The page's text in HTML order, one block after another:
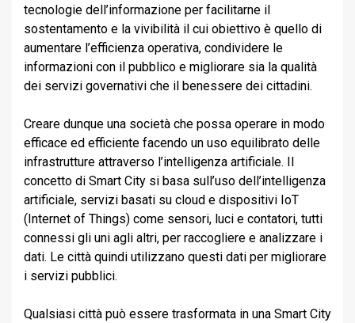
tecnologie dell’informazione per facilitarne il
sostentamento e la vivibilità il cui obiettivo è quello di
aumentare l’efficienza operativa, condividere le
informazioni con il pubblico e migliorare sia la qualità
dei servizi governativi che il benessere dei cittadini.
Creare dunque una società che possa operare in modo
efficace ed efficiente facendo un uso equilibrato delle
infrastrutture attraverso l’intelligenza artificiale. Il
concetto di Smart City si basa sull’uso dell’intelligenza
artificiale, servizi basati su cloud e dispositivi IoT
(Internet of Things) come sensori, luci e contatori, tutti
connessi gli uni agli altri, per raccogliere e analizzare i
dati. Le città quindi utilizzano questi dati per migliorare
i servizi pubblici.
Qualsiasi città può essere trasformata in una Smart City